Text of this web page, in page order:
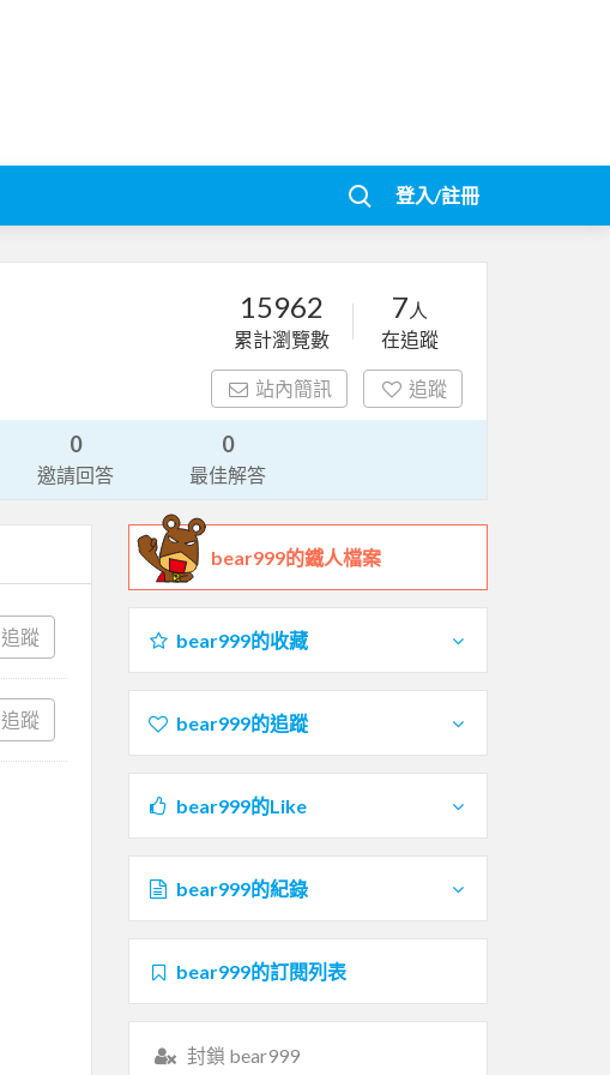
登入/註冊
15962
累計瀏覽數
7 人
在追蹤
站內簡訊 追蹤
0
邀請回答
0
最佳解答
追蹤
追蹤
bear999的鐵人檔案
bear999的收藏
bear999的追蹤
bear999的Like
bear999的紀錄
bear999的訂閱列表
封鎖 bear999